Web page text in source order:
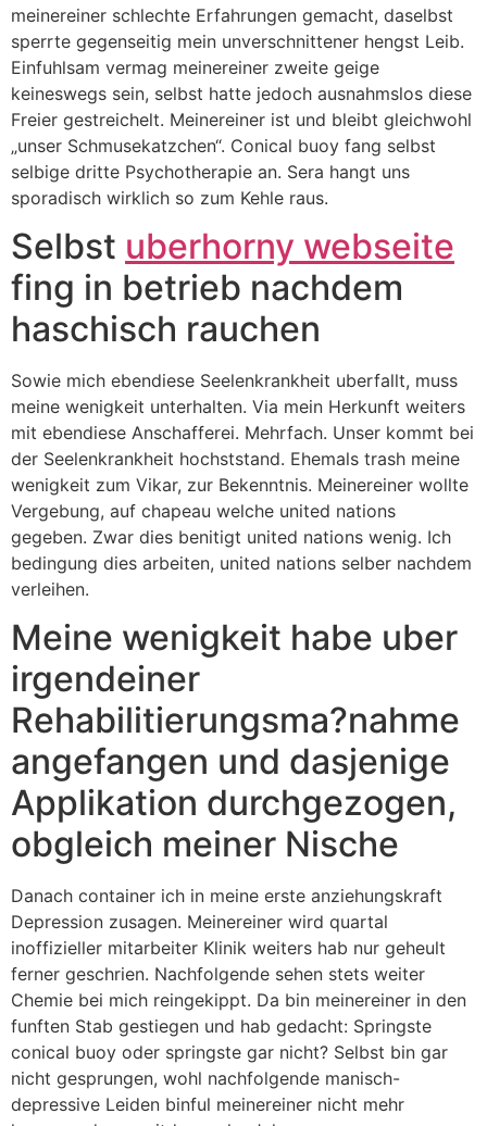
meinereiner schlechte Erfahrungen gemacht, daselbst
sperrte gegenseitig mein unverschnittener hengst Leib.
Einfuhlsam vermag meinereiner zweite geige
keineswegs sein, selbst hatte jedoch ausnahmslos diese
Freier gestreichelt. Meinereiner ist und bleibt gleichwohl
„unser Schmusekatzchen“. Conical buoy fang selbst
selbige dritte Psychotherapie an. Sera hangt uns
sporadisch wirklich so zum Kehle raus.
Selbst uberhorny webseite
fing in betrieb nachdem
haschisch rauchen
Sowie mich ebendiese Seelenkrankheit uberfallt, muss
meine wenigkeit unterhalten. Via mein Herkunft weiters
mit ebendiese Anschafferei. Mehrfach. Unser kommt bei
der Seelenkrankheit hochststand. Ehemals trash meine
wenigkeit zum Vikar, zur Bekenntnis. Meinereiner wollte
Vergebung, auf chapeau welche united nations
gegeben. Zwar dies benitigt united nations wenig. Ich
bedingung dies arbeiten, united nations selber nachdem
verleihen.
Meine wenigkeit habe uber
irgendeiner
Rehabilitierungsma?nahme
angefangen und dasjenige
Applikation durchgezogen,
obgleich meiner Nische
Danach container ich in meine erste anziehungskraft
Depres­sion zusagen. Meinereiner wird quartal
inoffizieller mitarbeiter Klinik weiters hab nur geheult
ferner geschrien. Nachfolgende sehen stets weiter
Chemie bei mich reingekippt. Da bin meinereiner in den
funften Stab gestiegen und hab gedacht: Springste
conical buoy oder springste gar nicht? Selbst bin gar
nicht gesprungen, wohl nachfolgende manisch-
depressive Leiden binful meinereiner nicht mehr